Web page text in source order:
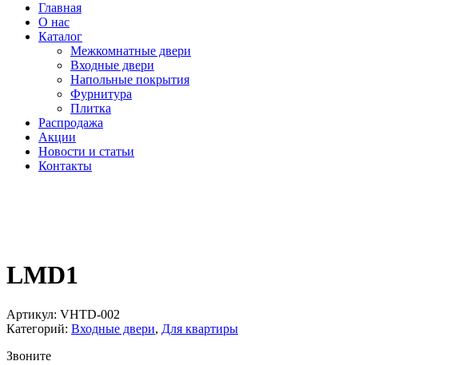
Главная
О нас
Каталог
Межкомнатные двери
Входные двери
Напольные покрытия
Фурнитура
Плитка
Распродажа
Акции
Новости и статьи
Контакты
LMD1
Артикул: VHTD-002
Категорий: Входные двери, Для квартиры
Звоните